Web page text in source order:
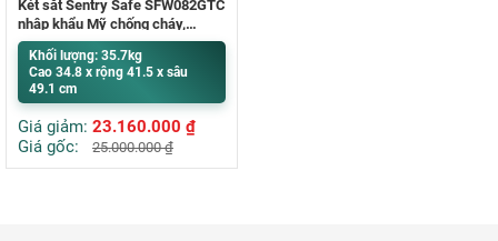
Két sắt Sentry Safe SFW082GTC
nhập khẩu Mỹ chống cháy,
chống nước
Khối lượng: 35.7kg
Cao 34.8 x rộng 41.5 x sâu
49.1 cm
Giá giảm: 23.160.000 ₫
Giá gốc:
25.000.000₫